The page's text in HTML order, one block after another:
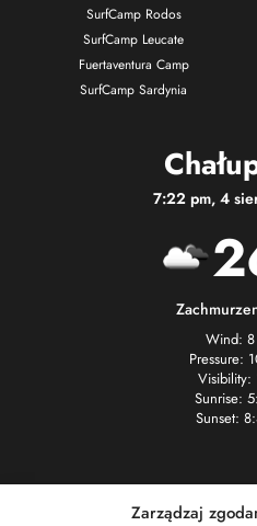
Zarządzaj
SurfCamp Rodos
SurfCamp Leucate
Fuertaventura Camp
SurfCamp Sardynia
7:22 pm, 4
Wind: 8
Pressure:
Visibility:
Sunrise:
Sunset: